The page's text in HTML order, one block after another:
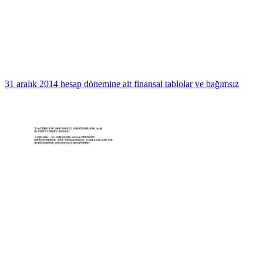
31 aralık 2014 hesap dönemine ait finansal tablolar ve bağımsız